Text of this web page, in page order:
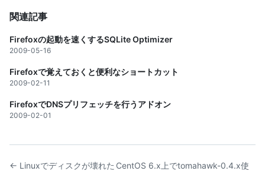
関連記事
Firefoxの起動を速くするSQLite Optimizer
2009-05-16
Firefoxで覚えておくと便利なショートカット
2009-02-11
FirefoxでDNSプリフェッチを行うアドオン
2009-02-01
← Linuxでディスクが壊れた CentOS 6.x上でtomahawk-0.4.x使